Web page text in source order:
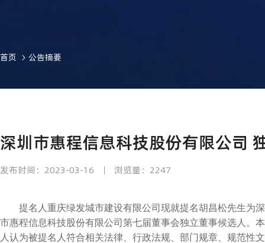
首页 公告摘要
深圳市惠程信息科技股份有限公司
发布时间：2023-03-16 浏览量：2247
提名人重庆绿发城市建设有限公司现就提名胡昌松先生为
市惠程信息科技股份有限公司第七届董事会独立董事候选人。
人认为被提名人符合相关法律、行政法规、部门规章、规范性